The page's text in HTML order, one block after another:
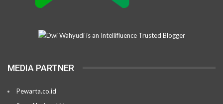
MEDIA PARTNER
Pewarta.co.id